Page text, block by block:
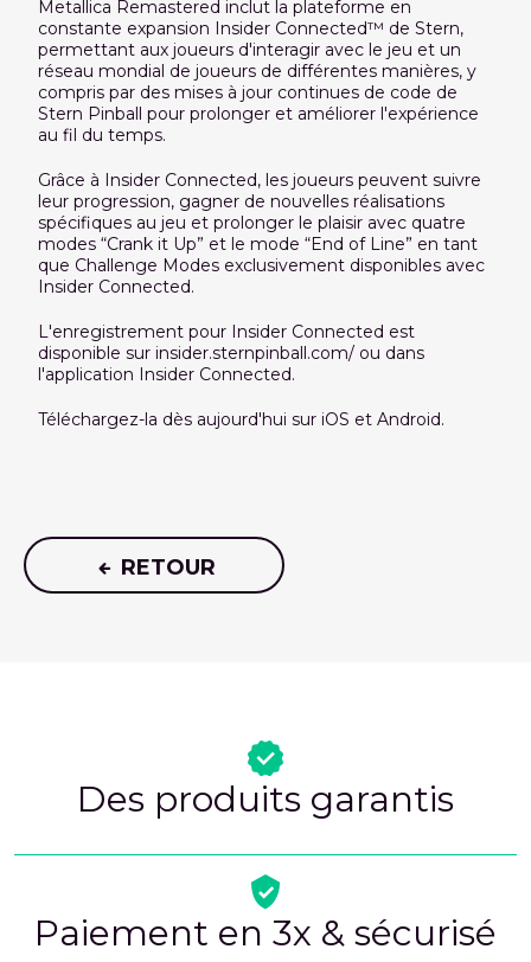
Metallica Remastered inclut la plateforme en
constante expansion Insider Connected™ de Stern,
permettant aux joueurs d'interagir avec le jeu et un
réseau mondial de joueurs de différentes manières, y
compris par des mises à jour continues de code de
Stern Pinball pour prolonger et améliorer l'expérience
au fil du temps.
Grâce à Insider Connected, les joueurs peuvent suivre
leur progression, gagner de nouvelles réalisations
spécifiques au jeu et prolonger le plaisir avec quatre
modes “Crank it Up” et le mode “End of Line” en tant
que Challenge Modes exclusivement disponibles avec
Insider Connected.
L'enregistrement pour Insider Connected est
disponible sur insider.sternpinball.com/ ou dans
l'application Insider Connected.
Téléchargez-la dès aujourd'hui sur iOS et Android.
RETOUR
Des produits garantis
Paiement en 3x & sécurisé